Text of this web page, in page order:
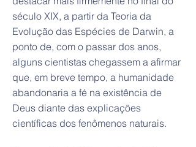
século XIX, a partir da Teoria da
Evolução das Espécies de Darwin, a
ponto de, com o passar dos anos,
alguns cientistas chegassem a afirmar
que, em breve tempo, a humanidade
abandonaria a fé na existência de
Deus diante das explicações
científicas dos fenômenos naturais.